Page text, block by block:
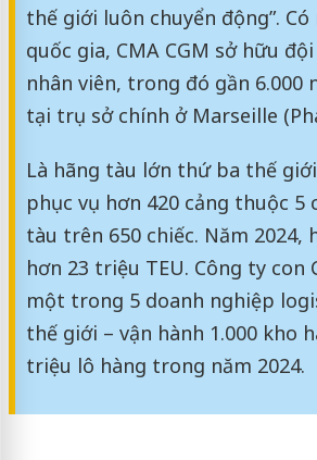
thế giới luôn chuyển động”.
quốc gia, CMA CGM sở hữu
nhân viên, trong đó gần 6.000
tại trụ sở chính ở Marseille
Là hãng tàu lớn thứ ba thế
phục vụ hơn 420 cảng thuộc 5
tàu trên 650 chiếc. Năm 2024,
hơn 23 triệu TEU. Công ty con
một trong 5 doanh nghiệp
thế giới – vận hành 1.000 kho
triệu lô hàng trong năm 2024.